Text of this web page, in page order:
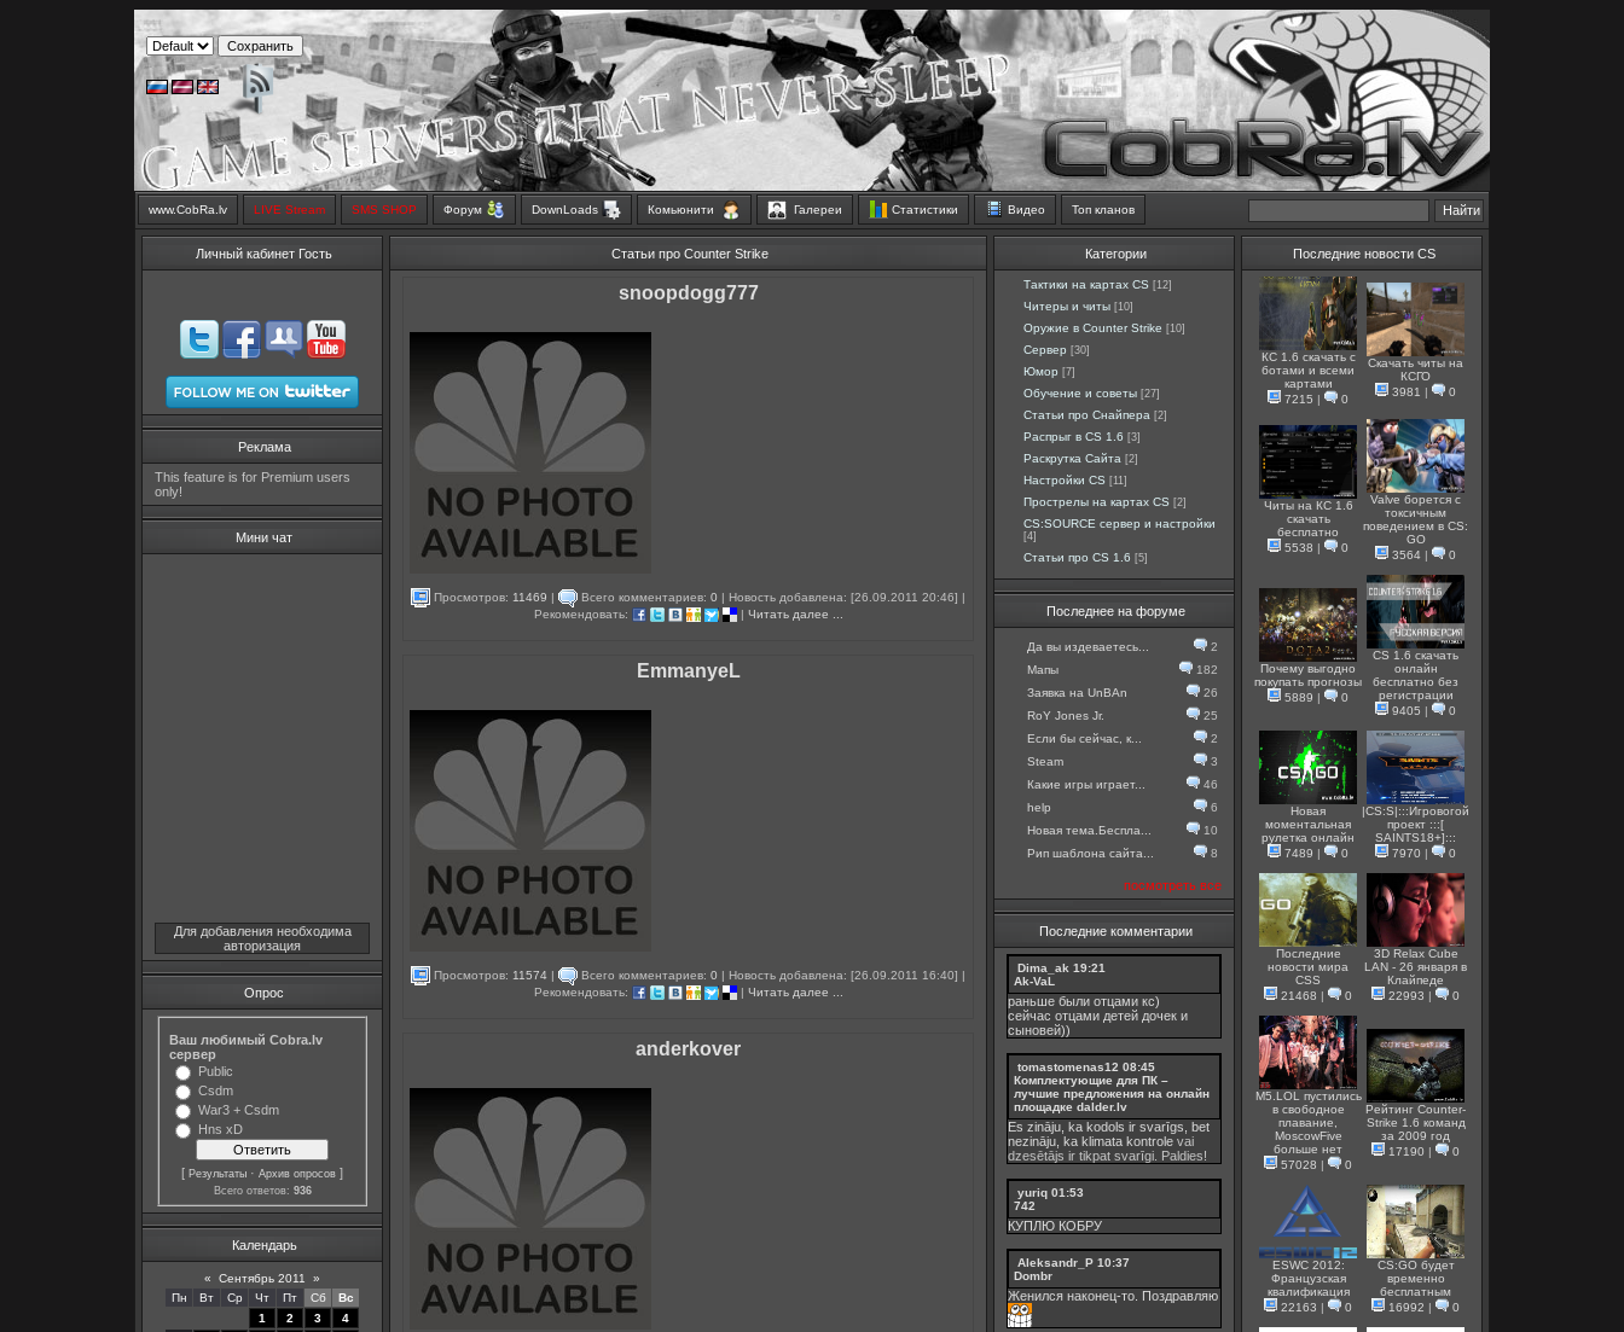
www.CobRa.lv LIVE Stream SMS SHOP Форум DownLoads Комьюнити Галереи Статистики Видео Топ кланов
Личный кабинет Гость
Реклама
This feature is for Premium users
only!
Мини чат
Для добавления необходима
авторизация
Опрос
Ваш любимый Cobra.lv
сервер
Public
Csdm
War3 + Csdm
Hns xD
[ Результаты · Архив опросов ]
Всего ответов: 936
Календарь
« Сентябрь 2011
»
Пн
Вт Ср Чт Пт Сб
Вс
1
2 3
4
Статьи про Counter Strike
snoopdogg777
Просмотров: 11469 | Всего комментариев: 0 | Новость добавлена: [26.09.2011 20:46] |
Рекомендовать:
| Читать далее ...
EmmanyeL
Просмотров: 11574 | Всего комментариев: 0 | Новость добавлена: [26.09.2011 16:40] |
Рекомендовать:
| Читать далее ...
anderkover
Категории
Тактики на картах CS [12]
Читеры и читы [10]
Оружие в Counter Strike [10]
Сервер [30]
Юмор [7]
Обучение и советы [27]
Статьи про Снайпера [2]
Распрыг в CS 1.6 [3]
Раскрутка Сайта [2]
Настройки CS [11]
Прострелы на картах CS [2]
CS:SOURCE сервер и настройки
[4]
Статьи про CS 1.6 [5]
Последнее на форуме
Да вы издеваетесь...
2
Мапы
182
Заявка на UnBAn
26
RoY Jones Jr.
25
Если бы сейчас, к...
2
Steam
3
Какие игры играет...
46
help
6
Новая тема.Беспла...
10
Рип шаблона сайта...
8
посмотреть все
Последние комментарии
Dima_ak 19:21
Ak-VaL
раньше были отцами кс)
сейчас отцами детей дочек и
сыновей))
tomastomenas12 08:45
Комплектующие для ПК –
лучшие предложения на онлайн
площадке dalder.lv
Es zināju, ka kodols ir svarīgs, bet
nezināju, ka klimata kontrole vai
dzesētājs ir tikpat svarīgi. Paldies!
yuriq 01:53
742
КУПЛЮ КОБРУ
Aleksandr_P 10:37
Dombr
Женился наконец-то. Поздравляю
Последние новости CS
КС 1.6 скачать с
ботами и всеми
картами
7215 | 0
Скачать читы на
КСГО
3981 | 0
Читы на КС 1.6
скачать
бесплатно
5538 | 0
Valve борется с
токсичным
поведением в CS:
GO
3564 | 0
Почему выгодно
покупать прогнозы
5889 | 0
CS 1.6 скачать
онлайн
бесплатно без
регистрации
9405 | 0
Новая
моментальная
рулетка онлайн
7489 | 0
|CS:S|:::Игровогой
проект :::[
SAINTS18+]:::
7970 | 0
Последние
новости мира
CSS
21468 | 0
3D Relax Cube
LAN - 26 января в
Клайпеде
22993 | 0
M5.LOL пустились
в свободное
плавание,
MoscowFive
больше нет
57028 | 0
Рейтинг Counter-
Strike 1.6 команд
за 2009 год
17190 | 0
ESWC 2012:
Французская
квалификация
22163 | 0
CS:GO будет
временно
бесплатным
16992 | 0